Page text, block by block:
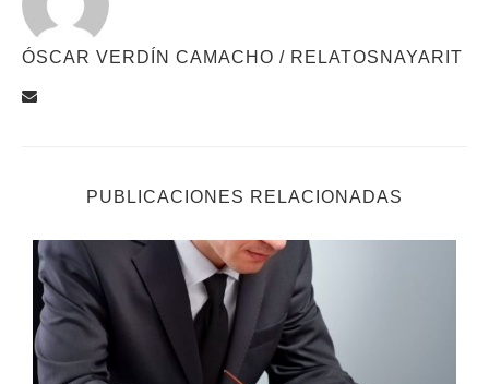
ÓSCAR VERDÍN CAMACHO / RELATOSNAYARIT
PUBLICACIONES RELACIONADAS